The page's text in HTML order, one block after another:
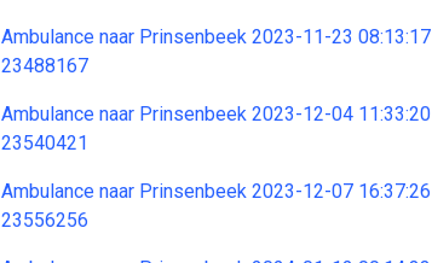
Ambulance naar Prinsenbeek 2023-11-23 08:13:17
23488167
Ambulance naar Prinsenbeek 2023-12-04 11:33:20
23540421
Ambulance naar Prinsenbeek 2023-12-07 16:37:26
23556256